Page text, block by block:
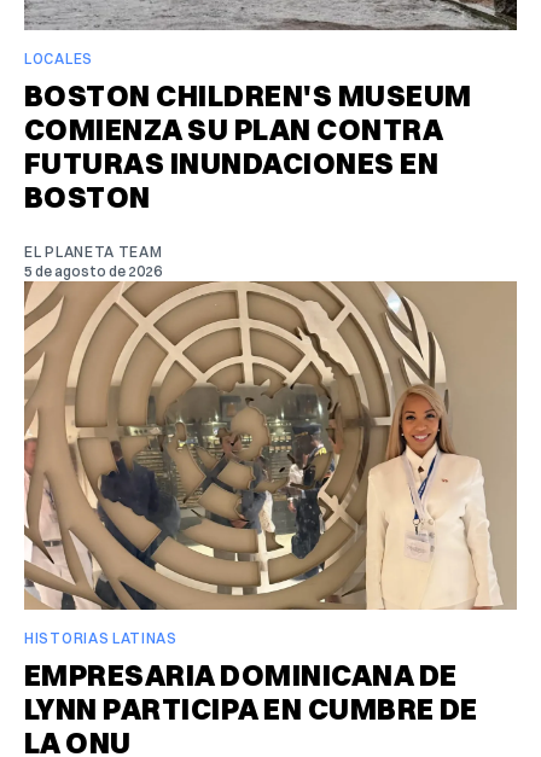
LOCALES
BOSTON CHILDREN'S MUSEUM
COMIENZA SU PLAN CONTRA
FUTURAS INUNDACIONES EN
BOSTON
EL PLANETA TEAM
5 de agosto de 2026
HISTORIAS LATINAS
EMPRESARIA DOMINICANA DE
LYNN PARTICIPA EN CUMBRE DE
LA ONU